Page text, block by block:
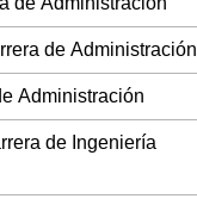
de Administración
Administración
de Ingeniería